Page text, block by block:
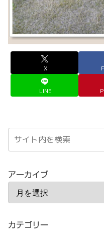
X
LINE
アーカイブ
カテゴリー